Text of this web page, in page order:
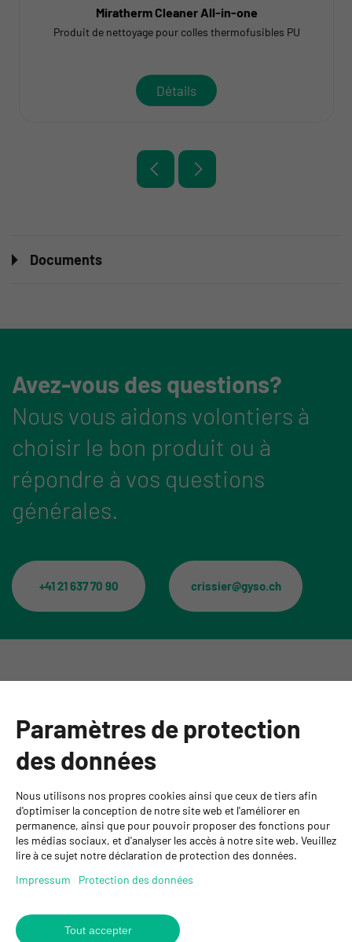
Miratherm Cleaner All-in-one
Produit de nettoyage pour colles thermofusibles PU
Détails
Documents
Avez-vous des questions?
Nous vous aidons volontiers à
choisir le bon produit ou à
répondre à vos questions
générales.
+41 21 637 70 90 crissier@gyso.ch
Informations
GYSO SA
Succursale Crissier
Chemin de Closalet 20
1023 Crissier
+41 21 637 70 90
www.gyso.ch
Paramètres de protection
des données
Nous utilisons nos propres cookies ainsi que ceux de tiers afin
d'optimiser la conception de notre site web et l'améliorer en
permanence, ainsi que pour pouvoir proposer des fonctions pour
les médias sociaux, et d'analyser les accès à notre site web. Veuillez
lire à ce sujet notre déclaration de protection des données.
Impressum
Protection des données
Tout accepter